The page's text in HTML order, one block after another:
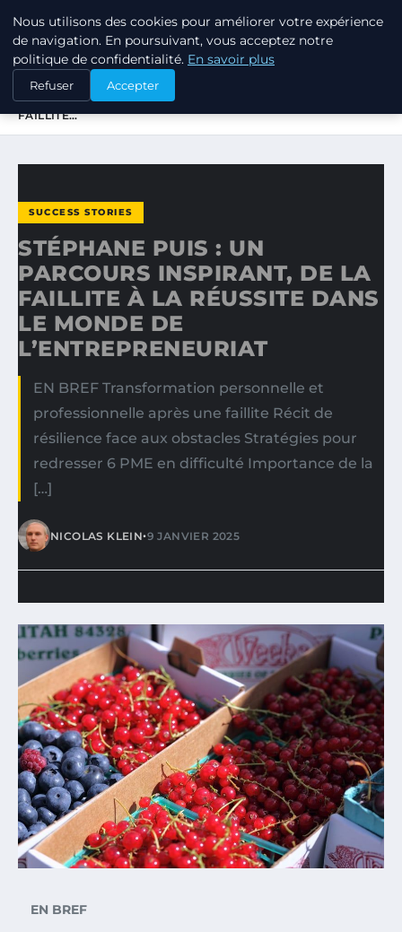
TUEZ-LES TOUS
ACCUEIL
SUCCESS STORIES
STÉPHANE PUIS : UN PARCOURS INSPIRANT, DE LA
FAILLITE…
SUCCESS STORIES
STÉPHANE PUIS : UN
PARCOURS INSPIRANT, DE LA
FAILLITE À LA RÉUSSITE DANS
LE MONDE DE
L’ENTREPRENEURIAT
EN BREF Transformation personnelle et
professionnelle après une faillite Récit de
résilience face aux obstacles Stratégies pour
redresser 6 PME en difficulté Importance de la
[…]
NICOLAS KLEIN•9 JANVIER 2025
EN BREF
Nous utilisons des cookies pour améliorer votre expérience
de navigation. En poursuivant, vous acceptez notre
politique de confidentialité. En savoir plus
Refuser Accepter